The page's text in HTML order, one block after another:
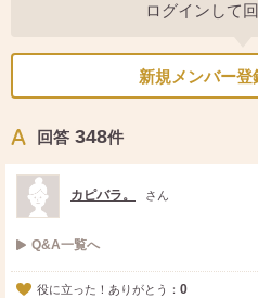
ログインして
新規メンバー登
回答 348件
カピバラ。 さん
Q&A一覧へ
役に立った！ありがとう： 0